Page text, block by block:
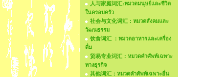
人与家庭词汇:หมวดมนุษย์และชีวิต
ในครอบครัว
社会与文化词汇：หมวดสังคมและ
วัฒนธรรม
饮食词汇 ：หมวดอาหารและเครื่อง
ดื่ม
贸易专业词汇：หมวดคำศัพท์เฉพาะ
ทางธุรกิจ
其他词汇：หมวดคำศัพท์เฉพาะอื่น